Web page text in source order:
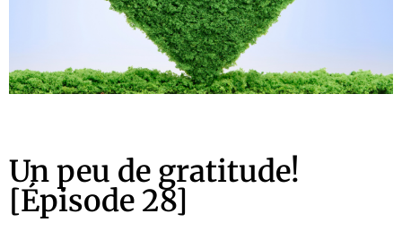
Un peu de gratitude!
[Épisode 28]